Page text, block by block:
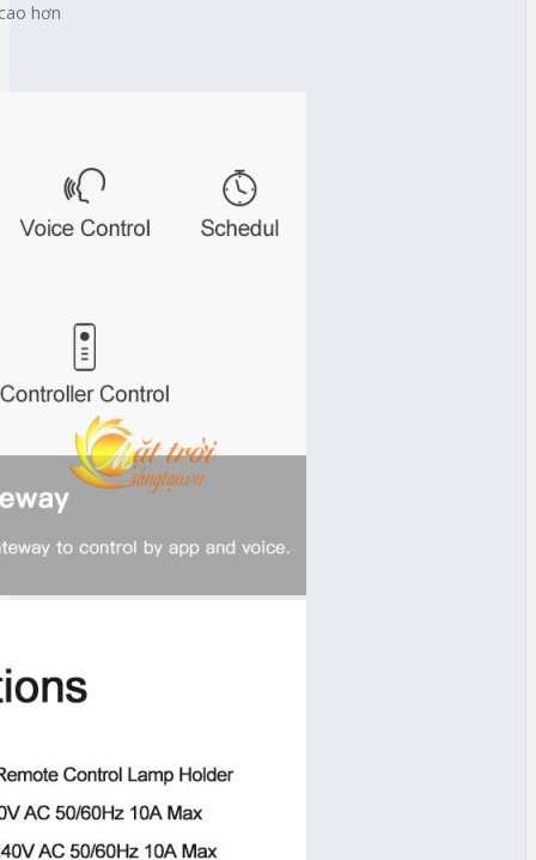
hơn